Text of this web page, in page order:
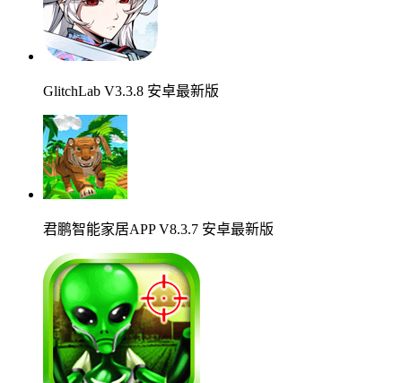
GlitchLab V3.3.8 安卓最新版
君鹏智能家居APP V8.3.7 安卓最新版